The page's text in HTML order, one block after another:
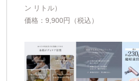
ン リトル）
価格：9,900円（税込）